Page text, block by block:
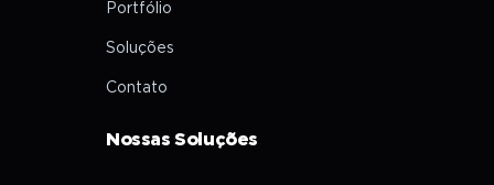
Portfólio
Soluções
Contato
Nossas Soluções